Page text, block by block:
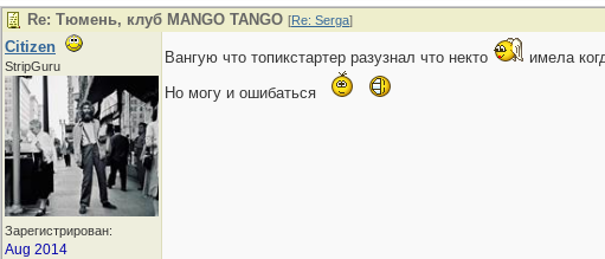
Re: Тюмень, клуб MANGO TANGO [Re: Serga]
Citizen
StripGuru
Зарегистрирован:
Aug 2014
Вангую что топикстартер разузнал что некто
имела
Но могу и ошибаться